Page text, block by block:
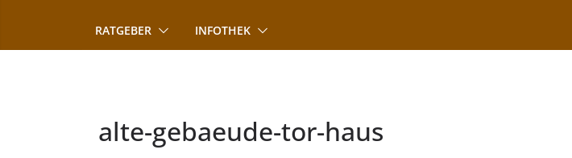
RATGEBER INFOTHEK
alte-gebaeude-tor-haus